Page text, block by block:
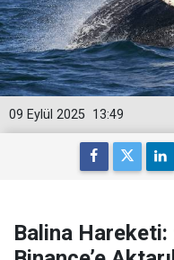
13:49
09 Eylül 2025
Balina